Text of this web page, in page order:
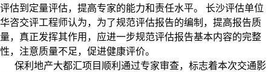
评估到定量评估，提高专家的能力和责任水平。 长沙评估单位
华咨交评工程师认为，为了规范评估报告的编制，提高报告质
量，真正发挥其作用，应进一步规范评估报告基本内容的完整
性，注意质量不足，促进健康评价。
保利地产大都汇项目顺利通过专家审查，标志着本次交通影